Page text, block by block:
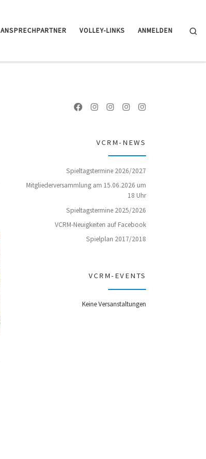
ANSPRECHPARTNER VOLLEY-LINKS ANMELDEN
VCRM-NEWS
Spieltagstermine 2026/2027
Mitgliederversammlung am 15.06.2026 um
18 Uhr
Spieltagstermine 2025/2026
VCRM-Neuigkeiten auf Facebook
Spielplan 2017/2018
VCRM-EVENTS
Keine Versanstaltungen